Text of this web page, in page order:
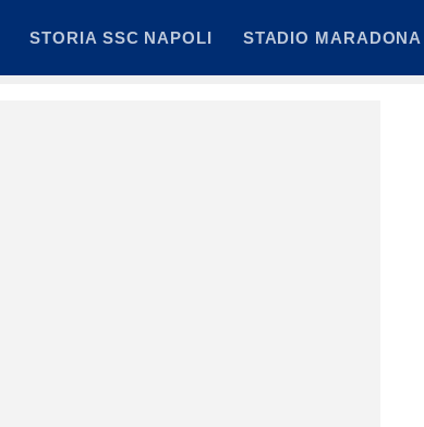
STORIA SSC NAPOLI STADIO MARADONA